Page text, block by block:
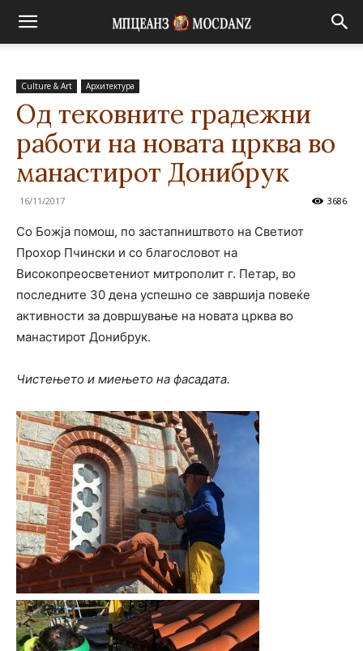
Culture & Art Архитектура
Од тековните градежни
работи на новата црква во
манастирот Донибрук
16/11/2017 3686
Со Божја помош, по застапништвото на Светиот
Прохор Пчински и со благословот на
Високопреосветениот митрополит г. Петар, во
последните 30 дена успешно се завршија повеќе
активности за довршување на новата црква во
манастирот Донибрук.
Чистењето и миењето на фасадата.